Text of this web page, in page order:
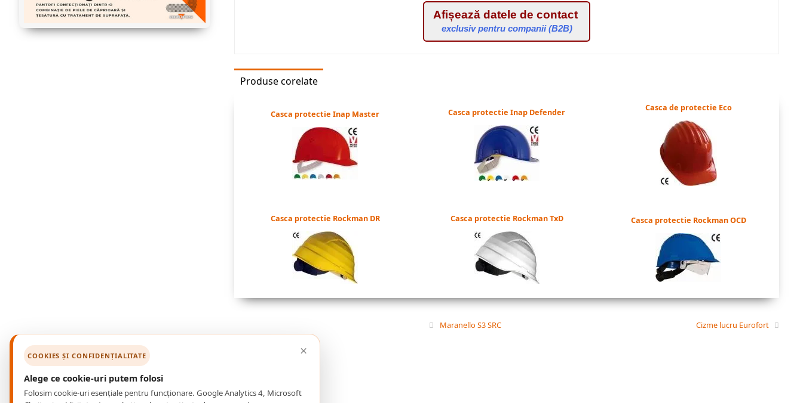
Afișează datele de contact
exclusiv pentru companii (B2B)
Produse corelate
Casca protectie Inap Master Casca protectie Inap Defender Casca de protectie Eco
Casca protectie Rockman DR Casca protectie Rockman TxD Casca protectie Rockman OCD
Maranello S3 SRC Cizme lucru Eurofort
COOKIES ȘI CONFIDENȚIALITATE ×
Alege ce cookie-uri putem folosi
Folosim cookie-uri esențiale pentru funcționare. Google Analytics 4, Microsoft